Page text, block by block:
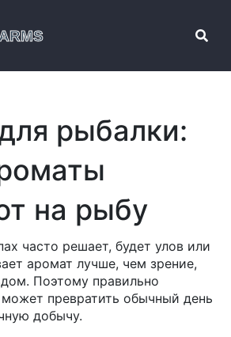
рыбалки:
на рыбу
часто решает, будет улов или
аромат лучше, чем зрение,
Поэтому правильно
превратить обычный день
добычу.